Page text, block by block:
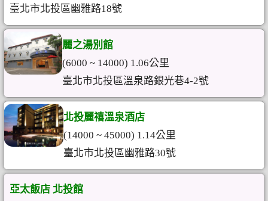
臺北市北投區幽雅路18號
麗之湯別館
(6000 ~ 14000) 1.06公里
臺北市北投區溫泉路銀光巷4-2號
北投麗禧溫泉酒店
(14000 ~ 45000) 1.14公里
臺北市北投區幽雅路30號
亞太飯店 北投館